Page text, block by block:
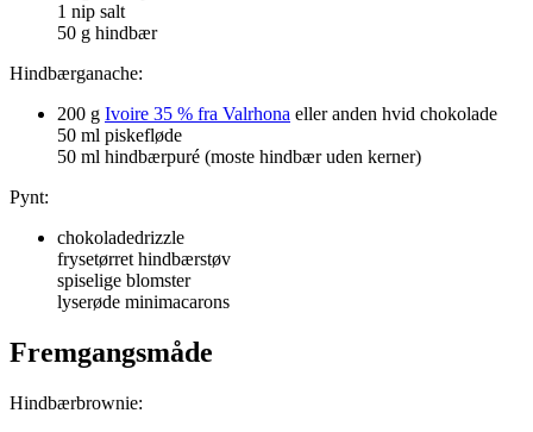
1 nip salt
50 g hindbær
Hindbærganache:
200 g Ivoire 35 % fra Valrhona eller anden hvid chokolade
50 ml piskefløde
50 ml hindbærpuré (moste hindbær uden kerner)
Pynt:
chokoladedrizzle
frysetørret hindbærstøv
spiselige blomster
lyserøde minimacarons
Fremgangsmåde
Hindbærbrownie: